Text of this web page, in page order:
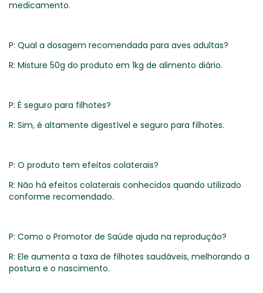
medicamento.
P: Qual a dosagem recomendada para aves adultas?
R: Misture 50g do produto em 1kg de alimento diário.
P: É seguro para filhotes?
R: Sim, é altamente digestível e seguro para filhotes.
P: O produto tem efeitos colaterais?
R: Não há efeitos colaterais conhecidos quando utilizado
conforme recomendado.
P: Como o Promotor de Saúde ajuda na reprodução?
R: Ele aumenta a taxa de filhotes saudáveis, melhorando a
postura e o nascimento.